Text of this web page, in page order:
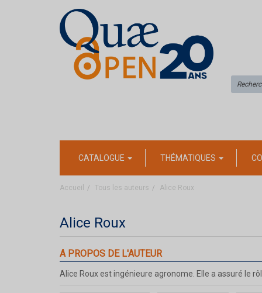
CATALOGUE THÉMATIQUES
Accueil Tous les auteurs Alice Roux
Alice Roux
A PROPOS DE L'AUTEUR
Alice Roux est ingénieure agronome. Elle a assuré le